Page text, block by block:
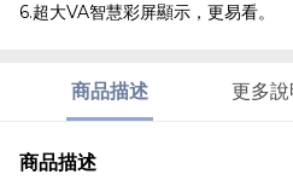
6.超大VA智慧彩屏顯示，更易看。
商品描述 更多說
商品描述